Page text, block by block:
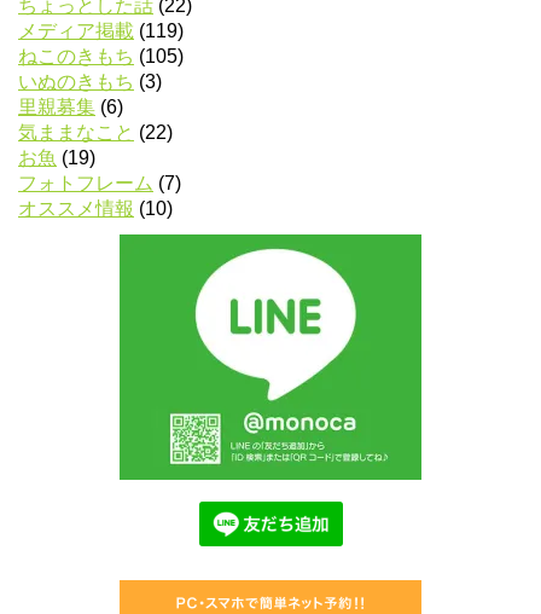
ちょっとした話 (22)
メディア掲載 (119)
ねこのきもち (105)
いぬのきもち (3)
里親募集 (6)
気ままなこと (22)
お魚 (19)
フォトフレーム (7)
オススメ情報 (10)